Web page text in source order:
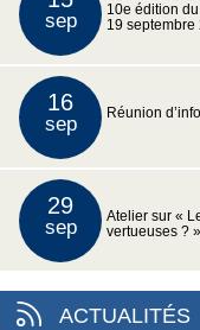
sep
10e édition
19 septembre
16
sep Réunion
29
sep
Atelier sur «
vertueuses ?
ACTUALITÉS